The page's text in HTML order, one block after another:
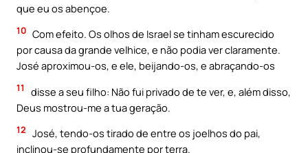
que eu os abençoe.
10 Com efeito. Os olhos de Israel se tinham escurecido
por causa da grande velhice, e não podia ver claramente.
José aproximou-os, e ele, beijando-os, e abraçando-os
11
disse a seu filho: Não fui privado de te ver, e, além disso,
Deus mostrou-me a tua geração.
12 José, tendo-os tirado de entre os joelhos do pai,
inclinou-se profundamente por terra.